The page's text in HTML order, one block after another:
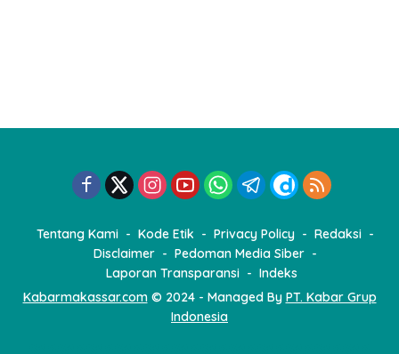
Tentang Kami Kode Etik Privacy Policy
Redaksi
Disclaimer
Pedoman Media Siber
Laporan Transparansi
Indeks
Kabarmakassar.com© 2024 - Managed By PT. Kabar Grup
Indonesia